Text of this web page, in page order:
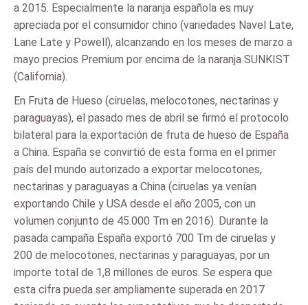
a 2015. Especialmente la naranja española es muy
apreciada por el consumidor chino (variedades Navel Late,
Lane Late y Powell), alcanzando en los meses de marzo a
mayo precios Premium por encima de la naranja SUNKIST
(California).
En Fruta de Hueso (ciruelas, melocotones, nectarinas y
paraguayas), el pasado mes de abril se firmó el protocolo
bilateral para la exportación de fruta de hueso de España
a China. España se convirtió de esta forma en el primer
país del mundo autorizado a exportar melocotones,
nectarinas y paraguayas a China (ciruelas ya venían
exportando Chile y USA desde el año 2005, con un
volumen conjunto de 45.000 Tm en 2016). Durante la
pasada campaña España exportó 700 Tm de ciruelas y
200 de melocotones, nectarinas y paraguayas, por un
importe total de 1,8 millones de euros. Se espera que
esta cifra pueda ser ampliamente superada en 2017